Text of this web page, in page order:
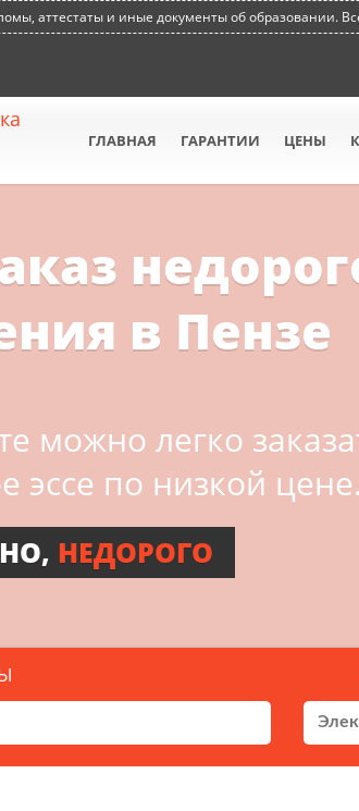
аттестаты и иные документы об образовании.
ГЛАВНАЯ ГАРАНТИИ ЦЕНЫ
в Пензе
можно легко
эссе по низкой цене.
НЕДОРОГО